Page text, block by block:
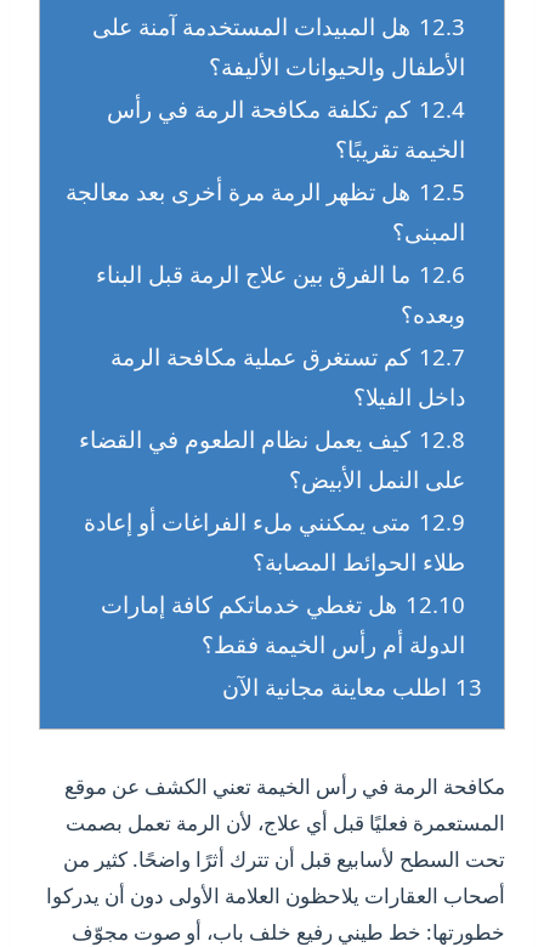
12.3 هل المبيدات المستخدمة آمنة على
الأطفال والحيوانات الأليفة؟
12.4 كم تكلفة مكافحة الرمة في رأس
الخيمة تقريبًا؟
12.5 هل تظهر الرمة مرة أخرى بعد معالجة
المبنى؟
12.6 ما الفرق بين علاج الرمة قبل البناء
وبعده؟
12.7 كم تستغرق عملية مكافحة الرمة
داخل الفيلا؟
12.8 كيف يعمل نظام الطعوم في القضاء
على النمل الأبيض؟
12.9 متى يمكنني ملء الفراغات أو إعادة
طلاء الحوائط المصابة؟
12.10 هل تغطي خدماتكم كافة إمارات
الدولة أم رأس الخيمة فقط؟
13 اطلب معاينة مجانية الآن
مكافحة الرمة في رأس الخيمة تعني الكشف عن موقع
المستعمرة فعليًا قبل أي علاج، لأن الرمة تعمل بصمت
تحت السطح لأسابيع قبل أن تترك أثرًا واضحًا. كثير من
أصحاب العقارات يلاحظون العلامة الأولى دون أن يدركوا
خطورتها: خط طيني رفيع خلف باب، أو صوت مجوّف